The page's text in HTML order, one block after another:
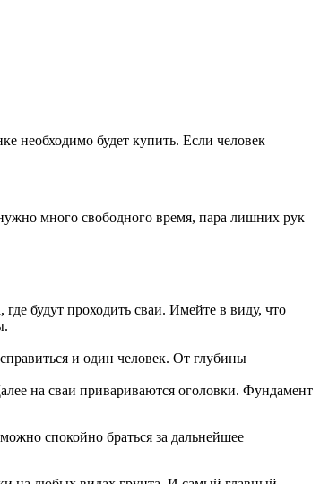
необходимо будет купить. Если человек
много свободного время, пара лишних рук
будут проходить сваи. Имейте в виду, что
и один человек. От глубины
на сваи привариваются оголовки. Фундамент
спокойно браться за дальнейшее